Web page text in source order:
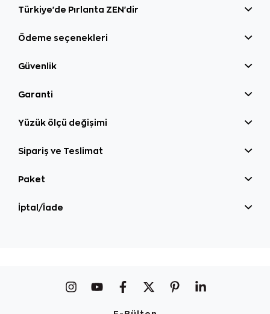
Türkiye'de Pırlanta ZEN'dir
Ödeme seçenekleri
Güvenlik
Garanti
Yüzük ölçü değişimi
Sipariş ve Teslimat
Paket
İptal/İade